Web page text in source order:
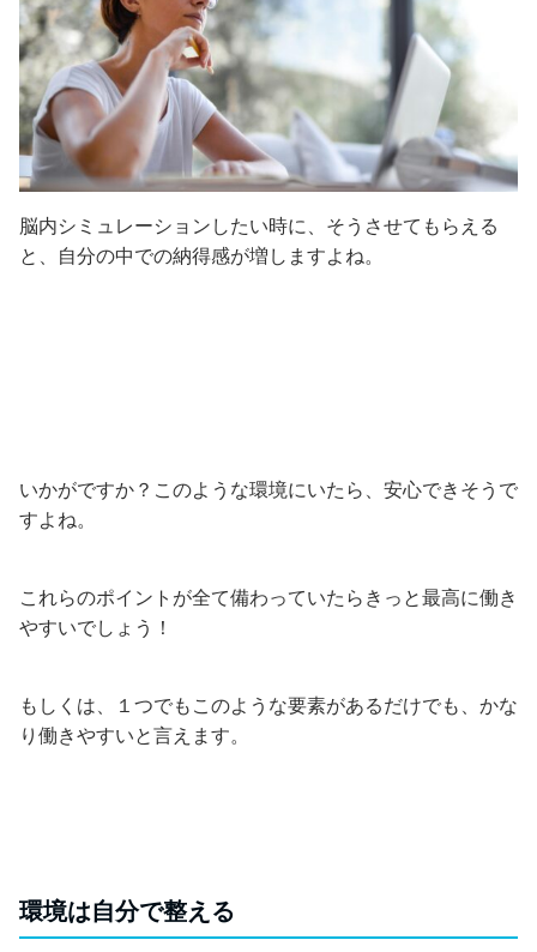
脳内シミュレーションしたい時に、そうさせてもらえる
と、自分の中での納得感が増しますよね。
いかがですか？このような環境にいたら、安心できそうで
すよね。
これらのポイントが全て備わっていたらきっと最高に働き
やすいでしょう！
もしくは、１つでもこのような要素があるだけでも、かな
り働きやすいと言えます。
環境は自分で整える